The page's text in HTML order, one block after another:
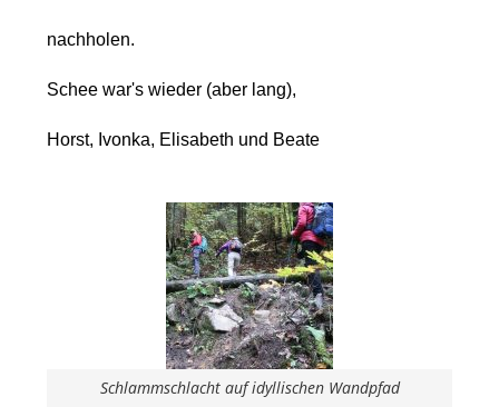
nachholen.
Schee war's wieder (aber lang),
Horst, Ivonka, Elisabeth und Beate
Schlammschlacht auf idyllischen Wandpfad